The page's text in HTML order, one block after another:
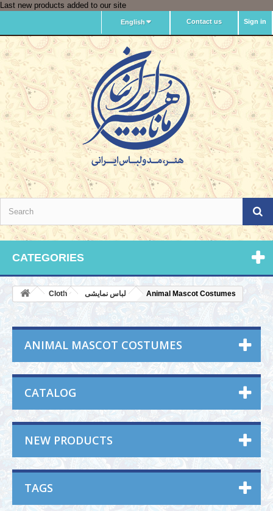
Last new products added to our site
Sign in
Contact us
English
CATEGORIES
Cloth لباس نمایشی Animal Mascot Costumes
ANIMAL MASCOT COSTUMES
CATALOG
NEW PRODUCTS
TAGS